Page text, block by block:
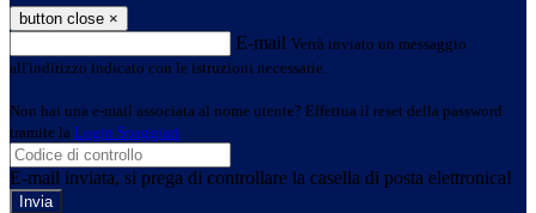
button close ×
E-mail Verrà inviato un messaggio
all'indirizzo indicato con le istruzioni necessarie.
Non hai una e-mail associata al nome utente? Effettua il reset della password
tramite la Login Spaggiari
E-mail inviata, si prega di controllare la casella di posta elettronica!